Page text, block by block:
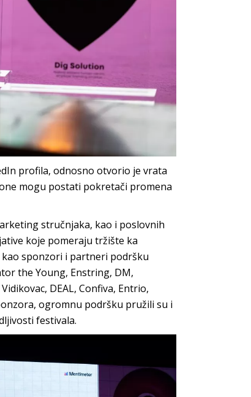
profila, odnosno otvorio je vrata
mogu postati pokretači promena
stručnjaka, kao i poslovnih
koje pomeraju tržište ka
sponzori i partneri podršku
the Young, Enstring, DM,
DEAL, Confiva, Entrio,
ogromnu podršku pružili su i
festivala.